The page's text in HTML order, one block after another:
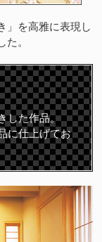
」を高雅に表現し
。
した作品。
に仕上げてお